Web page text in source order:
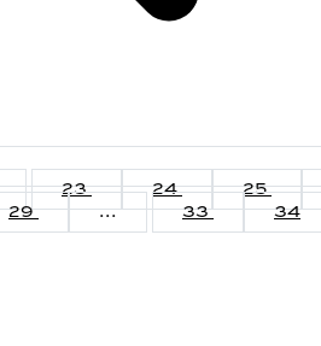
23 24
25
29 ... 33 34